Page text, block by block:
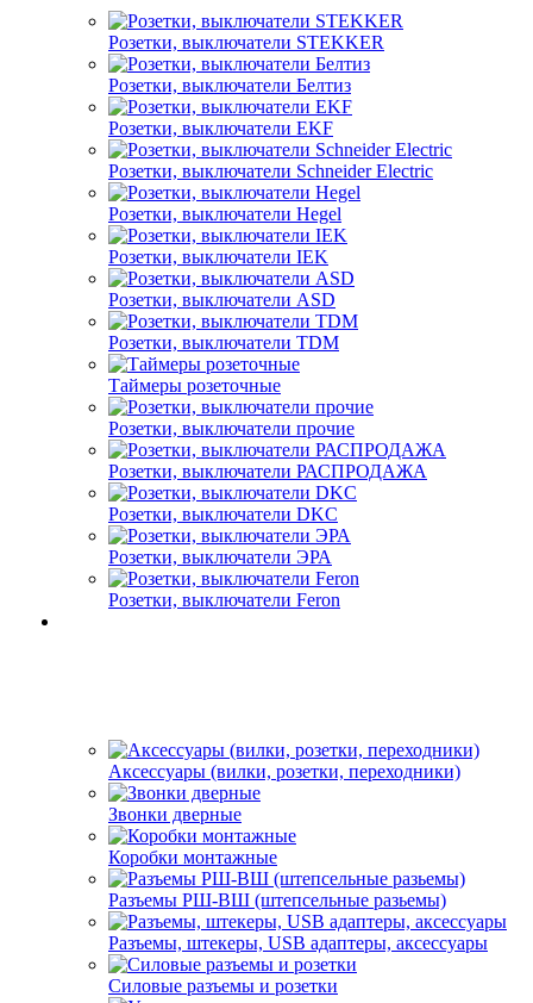
Розетки, выключатели STEKKER
Розетки, выключатели Белтиз
Розетки, выключатели EKF
Розетки, выключатели Schneider Electric
Розетки, выключатели Hegel
Розетки, выключатели IEK
Розетки, выключатели ASD
Розетки, выключатели TDM
Таймеры розеточные
Розетки, выключатели прочие
Розетки, выключатели РАСПРОДАЖА
Розетки, выключатели DKC
Розетки, выключатели ЭРА
Розетки, выключатели Feron
Аксессуары (вилки, розетки, переходники)
Звонки дверные
Коробки монтажные
Разъемы РШ-ВШ (штепсельные разьемы)
Разъемы, штекеры, USB адаптеры, аксессуары
Силовые разъемы и розетки